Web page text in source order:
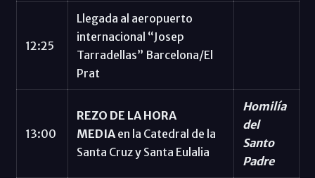
12:25
Llegada al aeropuerto
internacional “Josep
Tarradellas” Barcelona/El
Prat
13:00
REZO DE LA HORA
MEDIAen la Catedral de la
Santa Cruz y Santa Eulalia
Homilía
del
Santo
Padre